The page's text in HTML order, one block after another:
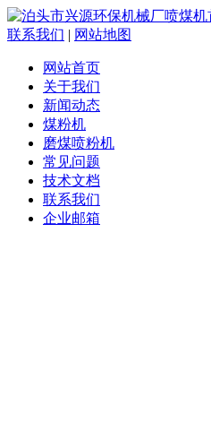
联系我们 | 网站地图
网站首页
关于我们
新闻动态
煤粉机
磨煤喷粉机
常见问题
技术文档
联系我们
企业邮箱